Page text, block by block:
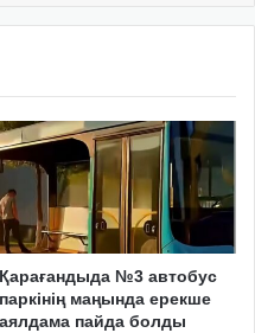
Қарағандыда №3 автобус
паркінің маңында ерекше
аялдама пайда болды